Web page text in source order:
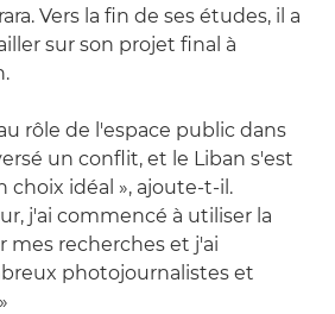
Vers la fin de ses études, il a
sur son projet final à
rôle de l'espace public dans
un conflit, et le Liban s'est
choix idéal », ajoute-t-il.
j'ai commencé à utiliser la
mes recherches et j'ai
photojournalistes et